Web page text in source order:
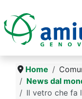
Home
News dal
Il vetro che fa